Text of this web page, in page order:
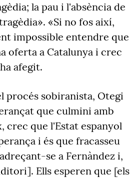
la pau i l'absència de
«Si no fos així,
impossible entendre que
oferta a Catalunya i crec
afegit.
procés sobiranista, Otegi
que culmini amb
crec que l'Estat espanyol
i és que fracasseu
se a Fernàndez i,
Ells esperen que [els